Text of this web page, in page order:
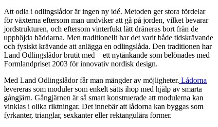
Att odla i odlingslådor är ingen ny idé. Metoden ger stora fördelar
för växterna eftersom man undviker att gå på jorden, vilket bevarar
jordstrukturen, och eftersom vinterfukt lätt dräneras bort från de
upphöjda bäddarna. Men traditionellt har det varit både tidskrävande
och fysiskt krävande att anlägga en odlingslåda. Den traditionen har
Land Odlingslådor brutit med – ett nytänkande som belönades med
Formlandpriset 2003 för innovativ nordisk design.
Med Land Odlingslådor får man mängder av möjligheter. Lådorna
levereras som moduler som enkelt sätts ihop med hjälp av smarta
gångjärn. Gångjärnen är så smart konstruerade att modulerna kan
vinklas i olika riktningar. Det innebär att lådorna kan byggas som
fyrkanter, trianglar, sexkanter eller rektangulära former.